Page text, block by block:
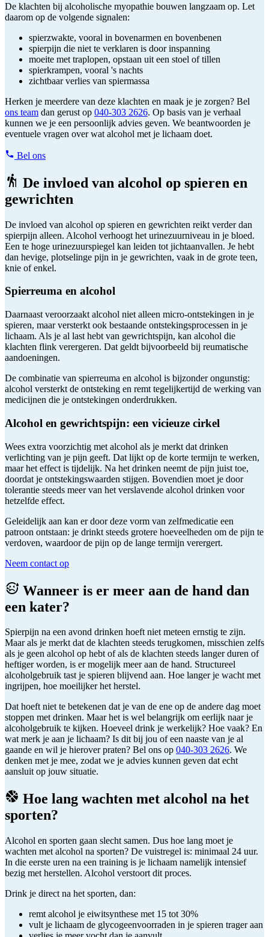
De klachten bij alcoholische myopathie bouwen langzaam op. Let
daarom op de volgende signalen:
spierzwakte, vooral in bovenarmen en bovenbenen
spierpijn die niet te verklaren is door inspanning
moeite met traplopen, opstaan uit een stoel of tillen
spierkrampen, vooral 's nachts
zichtbaar verlies van spiermassa
Herken je meerdere van deze klachten en maak je je zorgen? Bel
ons team dan gerust op 040-303 2626. Op basis van je verhaal
kunnen we je een persoonlijk advies geven. We beantwoorden je
eventuele vragen over wat alcohol met je lichaam doet.
Bel ons
De invloed van alcohol op spieren en
gewrichten
De invloed van alcohol op spieren en gewrichten reikt verder dan
spierpijn alleen. Alcohol verhoogt het urinezuurniveau in je bloed.
Een te hoge urinezuurspiegel kan leiden tot jichtaanvallen. Je hebt
dan hevige, plotselinge pijn in je gewrichten, vaak in de grote teen,
knie of enkel.
Spierreuma en alcohol
Daarnaast veroorzaakt alcohol niet alleen micro-ontstekingen in je
spieren, maar versterkt ook bestaande ontstekingsprocessen in je
lichaam. Als je al last hebt van gewrichtspijn, kan alcohol die
klachten flink verergeren. Dat geldt bijvoorbeeld bij reumatische
aandoeningen.
De combinatie van spierreuma en alcohol is bijzonder ongunstig:
alcohol versterkt de ontsteking en remt tegelijkertijd de werking van
medicijnen die je ontstekingen onderdrukken.
Alcohol en gewrichtspijn: een vicieuze cirkel
Wees extra voorzichtig met alcohol als je merkt dat drinken
verlichting van je pijn geeft. Dat lijkt op de korte termijn te werken,
maar het effect is tijdelijk. Na het drinken neemt de pijn juist toe,
doordat je ontstekingswaarden stijgen. Bovendien moet je door
tolerantie steeds meer van het verslavende alcohol drinken voor
hetzelfde effect.
Geleidelijk aan kan er door deze vorm van zelfmedicatie een
patroon ontstaan: je drinkt steeds grotere hoeveelheden om de pijn te
verdoven, waardoor de pijn op de lange termijn verergert.
Neem contact op
Wanneer is er meer aan de hand dan
een kater?
Spierpijn na een avond drinken hoeft niet meteen ernstig te zijn.
Maar als je merkt dat de klachten steeds terugkomen, misschien zelfs
als je geen alcohol op hebt of als de klachten steeds langer duren of
heftiger worden, is er mogelijk meer aan de hand. Structureel
alcoholgebruik tast je spieren blijvend aan. Hoe langer je wacht met
ingrijpen, hoe moeilijker het herstel.
Dat hoeft niet te betekenen dat je van de ene op de andere dag moet
stoppen met drinken. Maar het is wel belangrijk om eerlijk naar je
alcoholgebruik te kijken. Hoeveel drink je werkelijk? Hoe vaak? En
wat merk je aan je lichaam? Is dit bij jou of een naaste van je al
gaande en wil je hierover praten? Bel ons op 040-303 2626. We
denken met je mee, zodat we je advies kunnen geven dat echt
aansluit op jouw situatie.
Hoe lang wachten met alcohol na het
sporten?
Alcohol en sporten gaan slecht samen. Dus hoe lang moet je
wachten met alcohol na sporten? De vuistregel is: minimaal 24 uur.
In die eerste uren na een training is je lichaam namelijk intensief
bezig met herstellen. Alcohol verstoort dit proces.
Drink je direct na het sporten, dan:
remt alcohol je eiwitsynthese met 15 tot 30%
vult je lichaam de glycogeenvoorraden in je spieren trager aan